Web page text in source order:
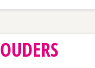
OUDERS